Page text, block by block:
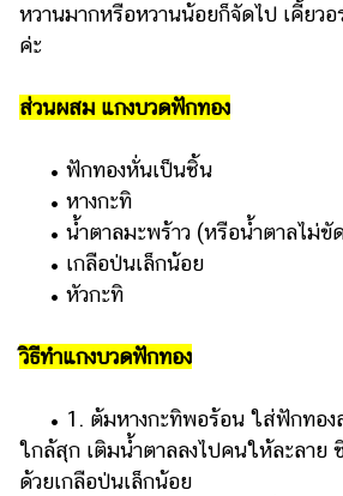
เรียน
เลข
ติดต่อ
แจ้ง
ปัญหา
ร่วม
งาน
เรา
หวานมากหรือหวานน้อยก็จัดไป เคี้ยว
ค่ะ
ส่วนผสม แกงบวดฟักทอง
• ฟักทองหั่นเป็นชิ้น
• หางกะทิ
• น้ำตาลมะพร้าว (หรือน้ำตาลไม่ขั
• เกลือป่นเล็กน้อย
• หัวกะทิ
วิธีทำแกงบวดฟักทอง
• 1. ต้มหางกะทิพอร้อน ใส่ฟักทอง
ใกล้สุก เติมน้ำตาลลงไปคนให้ละลา
ด้วยเกลือป่นเล็กน้อย